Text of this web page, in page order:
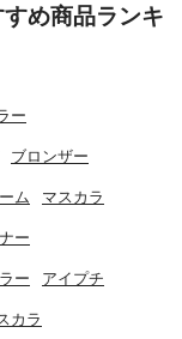
め商品ランキ
ー
ブロンザー
ム マスカラ
ー
ー アイプチ
カラ